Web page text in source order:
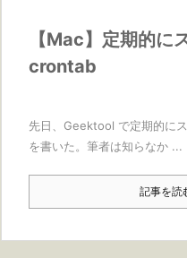
【Mac】定期的に
crontab
先日、Geektool で定期的に
を書いた。筆者は知らなか ...
記事を読